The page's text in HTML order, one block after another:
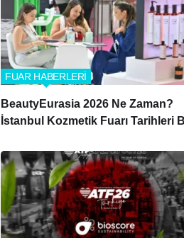
FUAR HABERLERİ
BeautyEurasia 2026 Ne Zaman?
İstanbul Kozmetik Fuarı Tarihleri